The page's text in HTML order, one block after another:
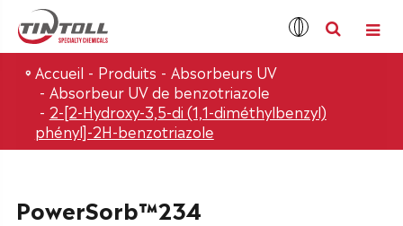
Accueil Produits
Absorbeurs UV
Absorbeur UV de benzotriazole
2-[2-Hydroxy-3,5-di (1,1-diméthylbenzyl)
phényl]-2H-benzotriazole
PowerSorb™234